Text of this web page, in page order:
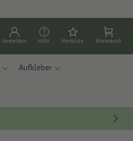
Anmelden Hilfe Merkliste Warenkorb
Aufkleber